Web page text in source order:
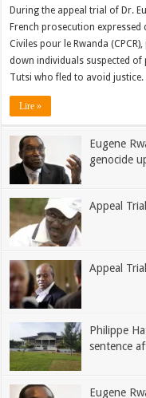
During the appeal trial of Dr.
French prosecution
Civiles pour le Rwanda
down individuals suspected
Tutsi who fled to avoid justice.
Lire »
Eugene
genocide
Appeal
Appeal
Philippe
sentence
Eugene